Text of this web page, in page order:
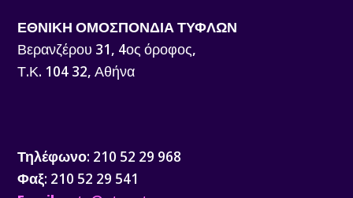
ΕΘΝΙΚΗ ΟΜΟΣΠΟΝΔΙΑ ΤΥΦΛΩΝ
Βερανζέρου 31, 4ος όροφος,
Τ.Κ. 104 32, Αθήνα
Τηλέφωνο: 210 52 29 968
Φαξ: 210 52 29 541